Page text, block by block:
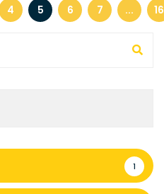
4 5 6 7 ... 16
1